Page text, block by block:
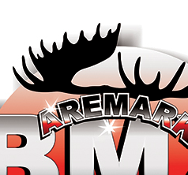
Aremark BMX
En spennende idrett